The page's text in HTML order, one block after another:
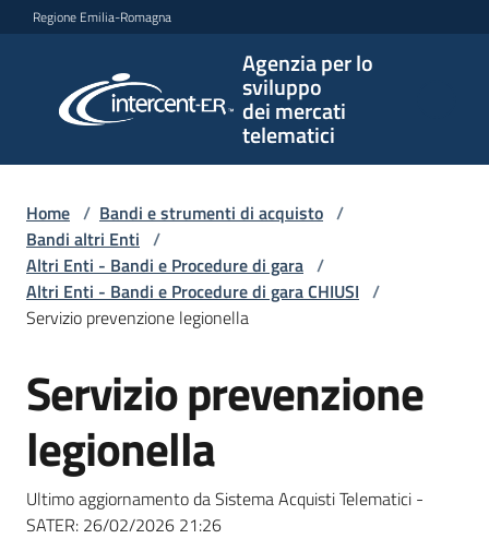
Vai al contenuto
Vai alla navigazione
Vai al footer
Regione Emilia-Romagna
Agenzia per lo
sviluppo
dei mercati
telematici
per lo
sviluppo
telematici
L'Agenzia
Bandi
strumenti
acquisto
Home / Bandi e strumenti di acquisto /
Bandi altri Enti /
Altri Enti - Bandi e Procedure di gara /
Altri Enti - Bandi e Procedure di gara CHIUSI /
Servizio prevenzione legionella
Salta al contenuto
Servizio prevenzione
legionella
Ultimo aggiornamento da Sistema Acquisti Telematici -
SATER: 26/02/2026 21:26